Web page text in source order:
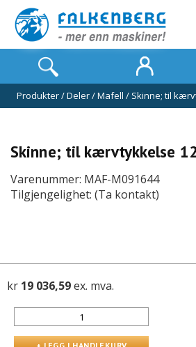
Produkter/Deler/Mafell / Skinne; til
Skinne; til kærvtykkelse
Varenummer: MAF-M091644
Tilgjengelighet: (Ta kontakt)
kr 19 036,59ex. mva.